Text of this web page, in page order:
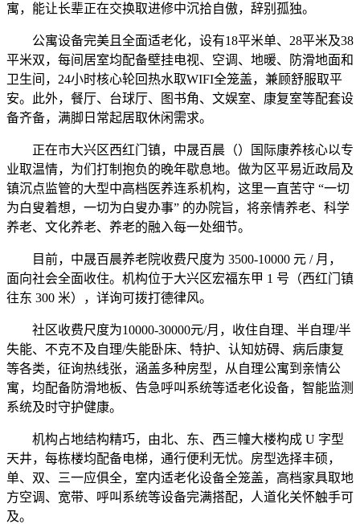
寓，能让长辈正在交换取进修中沉拾自傲，辞别孤独。
公寓设备完美且全面适老化，设有18平米单、28平米及38
平米双，每间居室均配备壁挂电视、空调、地暖、防滑地面和
卫生间，24小时核心轮回热水取WIFI全笼盖，兼顾舒服取平
安。此外，餐厅、台球厅、图书角、文娱室、康复室等配套设
备齐备，满脚日常起居取休闲需求。
正在市大兴区西红门镇，中晟百晨（）国际康养核心以专
业取温情，为们打制抱负的晚年歇息地。做为区平易近政局及
镇沉点监管的大型中高档医养连系机构，这里一直苦守 “一切
为白叟着想，一切为白叟办事” 的办院旨，将亲情养老、科学
养老、文化养老、养老的融入每一处细节。
目前，中晟百晨养老院收费尺度为 3500-10000 元 / 月，
面向社会全面收住。机构位于大兴区宏福东甲 1 号（西红门镇
往东 300 米），详询可拨打德律风。
社区收费尺度为10000-30000元/月，收住自理、半自理/半
失能、不克不及自理/失能卧床、特护、认知妨碍、病后康复
等各类，征询热线张，涵盖多种房型，从自理公寓到亲情公
寓，均配备防滑地板、告急呼叫系统等适老化设备，智能监测
系统及时守护健康。
机构占地结构精巧，由北、东、西三幢大楼构成 U 字型
天井，每栋楼均配备电梯，通行便利无忧。房型选择丰硕，
单、双、三一应俱全，室内适老化设备全笼盖，高档家具取地
方空调、宽带、呼叫系统等设备完满搭配，人道化关怀触手可
及。